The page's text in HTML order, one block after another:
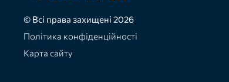
© Всі права захищені 2026
Політика конфіденційності
Карта сайту